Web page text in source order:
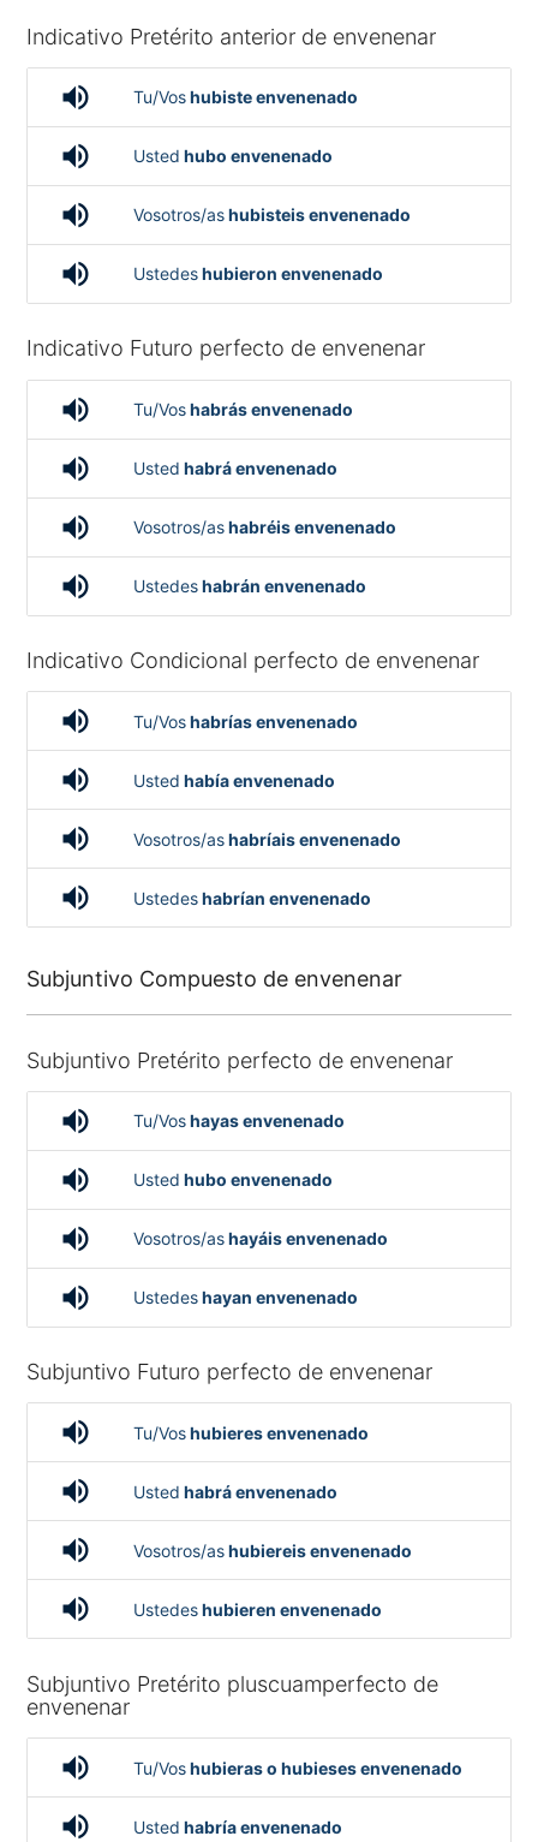
Indicativo Pretérito anterior de envenenar
volume_up Tu/Voshubiste envenenado
volume_up Usted hubo envenenado
volume_up Vosotros/ashubisteis envenenado
volume_up Ustedeshubieron envenenado
Indicativo Futuro perfecto de envenenar
volume_up Tu/Voshabrás envenenado
volume_up Usted habrá envenenado
volume_up Vosotros/ashabréis envenenado
volume_up Ustedeshabrán envenenado
Indicativo Condicional perfecto de envenenar
volume_up Tu/Voshabrías envenenado
volume_up Usted había envenenado
volume_up Vosotros/ashabríais envenenado
volume_up Ustedeshabrían envenenado
Subjuntivo Compuesto de envenenar
Subjuntivo Pretérito perfecto de envenenar
volume_up Tu/Voshayas envenenado
volume_up Usted hubo envenenado
volume_up Vosotros/ashayáis envenenado
volume_up Ustedeshayan envenenado
Subjuntivo Futuro perfecto de envenenar
volume_up Tu/Voshubieres envenenado
volume_up Usted habrá envenenado
volume_up Vosotros/ashubiereis envenenado
volume_up Ustedeshubieren envenenado
Subjuntivo Pretérito pluscuamperfecto de
envenenar
volume_up Tu/Voshubieras o hubieses envenenado
volume_up Usted habría envenenado